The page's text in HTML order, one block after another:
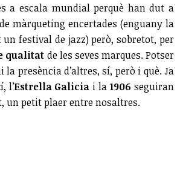
a escala mundial perquè han dut a
màrqueting encertades (enguany la
festival de jazz) però, sobretot, per
qualitat de les seves marques. Potser
presència d’altres, sí, però i què. Ja
l’Estrella Galicia i la1906 seguiran
un petit plaer entre nosaltres.